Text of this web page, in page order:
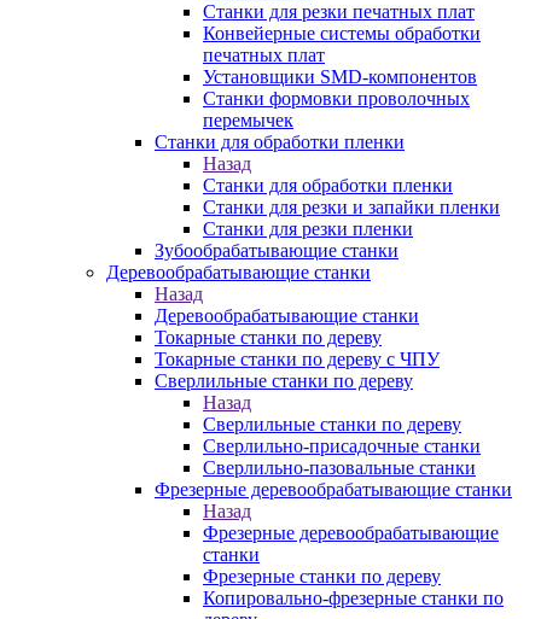
Станки для резки печатных плат
Конвейерные системы обработки
печатных плат
Установщики SMD-компонентов
Станки формовки проволочных
перемычек
Станки для обработки пленки
Назад
Станки для обработки пленки
Станки для резки и запайки пленки
Станки для резки пленки
Зубообрабатывающие станки
Деревообрабатывающие станки
Назад
Деревообрабатывающие станки
Токарные станки по дереву
Токарные станки по дереву с ЧПУ
Сверлильные станки по дереву
Назад
Сверлильные станки по дереву
Сверлильно-присадочные станки
Сверлильно-пазовальные станки
Фрезерные деревообрабатывающие станки
Назад
Фрезерные деревообрабатывающие
станки
Фрезерные станки по дереву
Копировально-фрезерные станки по